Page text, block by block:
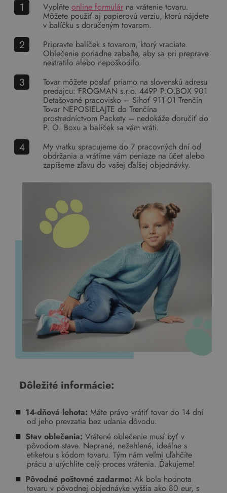
Vyplňte online formulár na vrátenie tovaru.
Môžete použiť aj papierovú verziu, ktorú nájdete
v balíčku s doručeným tovarom.
Pripravte balíček s tovarom, ktorý vraciate.
Oblečenie poriadne zabaľte, aby sa pri preprave
nestratilo alebo nepoškodilo.
Tovar môžete poslať priamo na slovenskú adresu
predajcu: FROGMAN s.r.o. 449P P.O.BOX 901
Detašované pracovisko – Sihoť 911 01 Trenčín
Tovar NEPOSIELAJTE do Trenčína
prostredníctvom Packety – nedokáže doručiť do
P. O. Boxu a balíček sa vám vráti.
My vratku spracujeme do 7 pracovných dní od
obdržania a vrátíme vám peniaze na účet alebo
zapíšeme zľavu do vašej ďalšej objednávky.
Dôležité informácie:
14-dňová lehota: Máte právo vrátiť tovar do 14 dní
od jeho prevzatia bez udania dôvodu.
Stav oblečenia: Vrátené oblečenie musí byť v
pôvodom stave. Neprané, nežehlené, ideálne s
etiketou s kódom tovaru. Tým nám veľmi uľahčíte
prácu a urýchlite celý proces vrátenia. Ďakujeme!
Pôvodné poštovné zadarmo: Ak bola hodnota
tovaru v pôvodnej objednávke vyššia ako 80 eur, s